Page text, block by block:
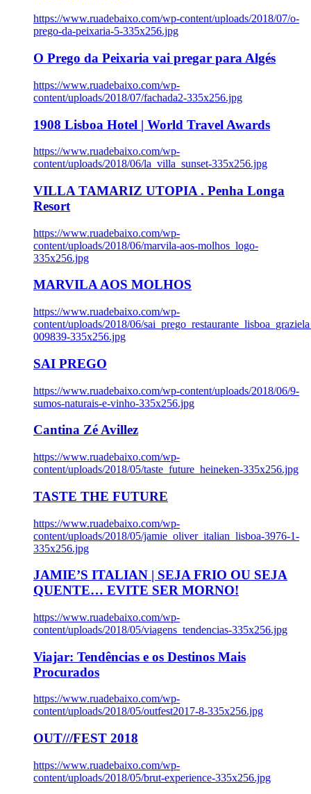
https://www.ruadebaixo.com/wp-content/uploads/2018/07/o-
prego-da-peixaria-5-335x256.jpg
O Prego da Peixaria vai pregar para Algés
https://www.ruadebaixo.com/wp-
content/uploads/2018/07/fachada2-335x256.jpg
1908 Lisboa Hotel | World Travel Awards
https://www.ruadebaixo.com/wp-
content/uploads/2018/06/la_villa_sunset-335x256.jpg
VILLA TAMARIZ UTOPIA . Penha Longa
Resort
https://www.ruadebaixo.com/wp-
content/uploads/2018/06/marvila-aos-molhos_logo-
335x256.jpg
MARVILA AOS MOLHOS
https://www.ruadebaixo.com/wp-
content/uploads/2018/06/
009839-335x256.jpg
SAI PREGO
https://www.ruadebaixo.com/wp-content/uploads/2018/06/9-
sumos-naturais-e-vinho-335x256.jpg
Cantina Zé Avillez
https://www.ruadebaixo.com/wp-
content/uploads/2018/05/taste_future_heineken-335x256.jpg
TASTE THE FUTURE
https://www.ruadebaixo.com/wp-
content/uploads/2018/05/jamie_oliver_italian_lisboa-3976-1-
335x256.jpg
JAMIE’S ITALIAN | SEJA FRIO OU SEJA
QUENTE… EVITE SER MORNO!
https://www.ruadebaixo.com/wp-
content/uploads/2018/05/viagens_tendencias-335x256.jpg
Viajar: Tendências e os Destinos Mais
Procurados
https://www.ruadebaixo.com/wp-
content/uploads/2018/05/outfest2017-8-335x256.jpg
OUT///FEST 2018
https://www.ruadebaixo.com/wp-
content/uploads/2018/05/brut-experience-335x256.jpg